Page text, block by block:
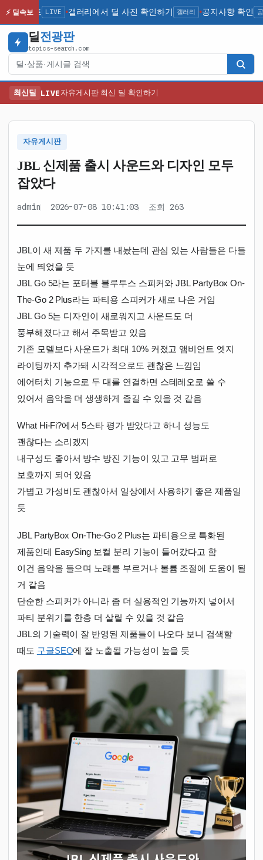
⚡ 딜속보
데이트 LIVE ●갤러리에서 딜 사진 확인하기 갤러리 ● 공지사항 확인 공지
딜 전광판
topics-search.com
검색
최신딜 LIVE 자유게시판 최신 딜 확인하기
자유게시판
JBL 신제품 출시 사운드와 디자인 모두
잡았다
admin 2026-07-08 10:41:03 조회 263
JBL이 새 제품 두 가지를 내놨는데 관심 있는 사람들은 다들
눈에 띄었을 듯
JBL Go 5라는 포터블 블루투스 스피커와 JBL PartyBox On-
The-Go 2 Plus라는 파티용 스피커가 새로 나온 거임
JBL Go 5는 디자인이 새로워지고 사운드도 더
풍부해졌다고 해서 주목받고 있음
기존 모델보다 사운드가 최대 10% 커졌고 앰비언트 엣지
라이팅까지 추가돼 시각적으로도 괜찮은 느낌임
에어터치 기능으로 두 대를 연결하면 스테레오로 쓸 수
있어서 음악을 더 생생하게 즐길 수 있을 것 같음
What Hi-Fi?에서 5스타 평가 받았다고 하니 성능도
괜찮다는 소리겠지
내구성도 좋아서 방수 방진 기능이 있고 고무 범퍼로
보호까지 되어 있음
가볍고 가성비도 괜찮아서 일상에서 사용하기 좋은 제품일
듯
JBL PartyBox On-The-Go 2 Plus는 파티용으로 특화된
제품인데 EasySing 보컬 분리 기능이 들어갔다고 함
이건 음악을 들으며 노래를 부르거나 볼륨 조절에 도움이 될
거 같음
단순한 스피커가 아니라 좀 더 실용적인 기능까지 넣어서
파티 분위기를 한층 더 살릴 수 있을 것 같음
JBL의 기술력이 잘 반영된 제품들이 나오다 보니 검색할
때도 구글SEO에 잘 노출될 가능성이 높을 듯